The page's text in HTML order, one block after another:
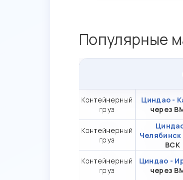
Популярные
Контейнерный
груз
Циндао -
через
Контейнерный
груз
Челябинск
ВСК
Контейнерный
груз
Циндао -
через